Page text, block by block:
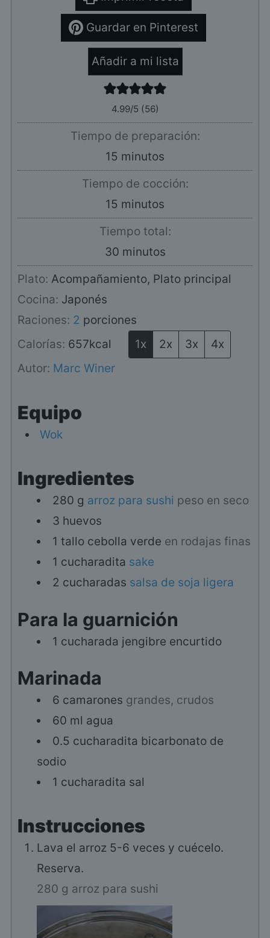
Guardar en Pinterest
Añadir a mi lista
4.99/5 (56)
Tiempo de preparación:
15 minutos
minutos
Tiempo de cocción:
15 minutos
minutos
Tiempo total:
30minutos
minutos
Plato: Acompañamiento, Plato principal
Cocina: Japonés
Raciones: 2 porciones
Calorías: 657kcal 1x 2x 3x
4x
Autor: Marc Winer
Equipo
Wok
Ingredientes
280 g arroz para sushi peso en seco
3 huevos
1 tallo cebolla verde en rodajas finas
1 cucharadita sake
2 cucharadas salsa de soja ligera
Para la guarnición
1 cucharada jengibre encurtido
Marinada
6 camarones grandes, crudos
60 ml agua
0.5 cucharadita bicarbonato de
sodio
1 cucharadita sal
Instrucciones
Lava el arroz 5-6 veces y cuécelo.
Reserva.
280 g arroz para sushi